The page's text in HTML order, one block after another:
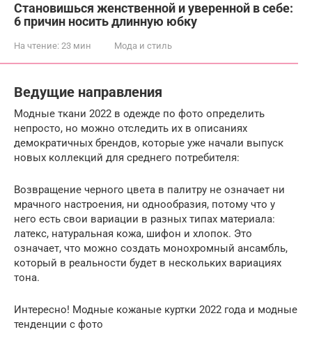
Становишься женственной и уверенной в себе:
6 причин носить длинную юбку
На чтение: 23 мин Мода и стиль
Ведущие направления
Модные ткани 2022 в одежде по фото определить
непросто, но можно отследить их в описаниях
демократичных брендов, которые уже начали выпуск
новых коллекций для среднего потребителя:
Возвращение черного цвета в палитру не означает ни
мрачного настроения, ни однообразия, потому что у
него есть свои вариации в разных типах материала:
латекс, натуральная кожа, шифон и хлопок. Это
означает, что можно создать монохромный ансамбль,
который в реальности будет в нескольких вариациях
тона.
Интересно! Модные кожаные куртки 2022 года и модные
тенденции с фото